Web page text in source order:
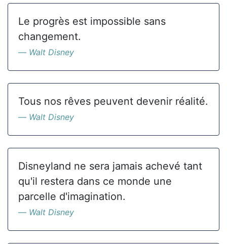
Le progrès est impossible sans
changement.
Walt Disney
Tous nos rêves peuvent devenir réalité.
Walt Disney
Disneyland ne sera jamais achevé tant
qu'il restera dans ce monde une
parcelle d'imagination.
Walt Disney